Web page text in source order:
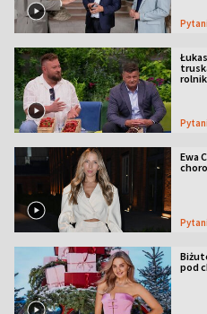
Ewa
pod